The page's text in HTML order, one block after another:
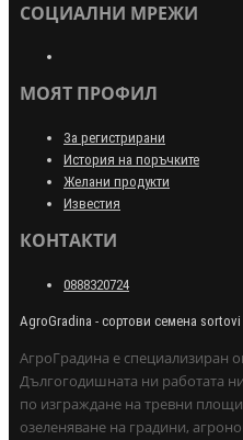
СОЦИАЛНИ МРЕЖИ
МОЯТ ПРОФИЛ
За регистрирани
История на поръчките
Желани продукти
Известия
КОНТАКТИ
0888320724
AgroGradina - сортови семена
АгроГрадина е специализиран
Дългогодишната ни работата
по изграждане на тревни
озеленяване на градини,